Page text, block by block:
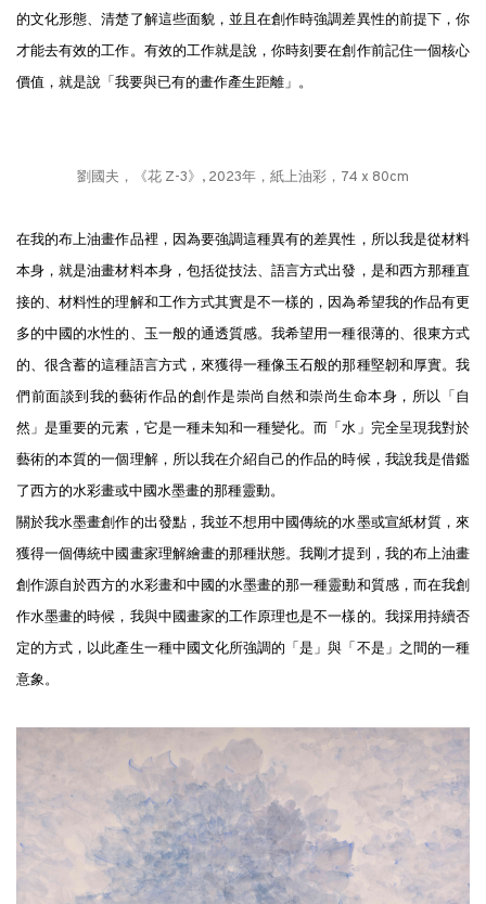
的文化形態、清楚了解這些面貌，並且在創作時強調差異性的前提下，你
才能去有效的工作。有效的工作就是說，你時刻要在創作前記住一個核心
價值，就是說「我要與已有的畫作產生距離」。
劉國夫，《花 Z-3》, 2023年，紙上油彩，74 x 80cm
在我的布上油畫作品裡，因為要強調這種異有的差異性，所以我是從材料
本身，就是油畫材料本身，包括從技法、語言方式出發，是和西方那種直
接的、材料性的理解和工作方式其實是不一樣的，因為希望我的作品有更
多的中國的水性的、玉一般的通透質感。我希望用一種很薄的、很東方式
的、很含蓄的這種語言方式，來獲得一種像玉石般的那種堅韌和厚實。我
們前面談到我的藝術作品的創作是崇尚自然和崇尚生命本身，所以「自
然」是重要的元素，它是一種未知和一種變化。而「水」完全呈現我對於
藝術的本質的一個理解，所以我在介紹自己的作品的時候，我說我是借鑑
了西方的水彩畫或中國水墨畫的那種靈動。
關於我水墨畫創作的出發點，我並不想用中國傳統的水墨或宣紙材質，來
獲得一個傳統中國畫家理解繪畫的那種狀態。我剛才提到，我的布上油畫
創作源自於西方的水彩畫和中國的水墨畫的那一種靈動和質感，而在我創
作水墨畫的時候，我與中國畫家的工作原理也是不一樣的。我採用持續否
定的方式，以此產生一種中國文化所強調的「是」與「不是」之間的一種
意象。